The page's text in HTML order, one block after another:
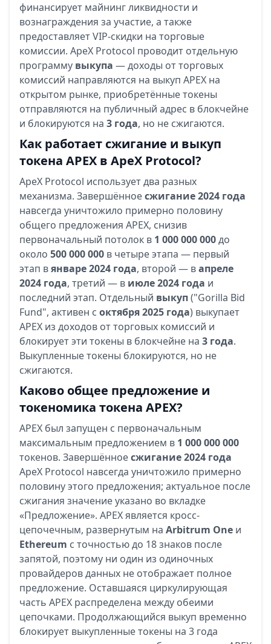
финансирует майнинг ликвидности и
вознаграждения за участие, а также
предоставляет VIP-скидки на торговые
комиссии. ApeX Protocol проводит отдельную
программу выкупа — доходы от торговых
комиссий направляются на выкуп APEX на
открытом рынке, приобретённые токены
отправляются на публичный адрес в блокчейне
и блокируются на 3 года, но не сжигаются.
Как работает сжигание и выкуп
токена APEX в ApeX Protocol?
ApeX Protocol использует два разных
механизма. Завершённоесжигание 2024 года
навсегда уничтожило примерно половину
общего предложения APEX, снизив
первоначальный потолок в 1 000 000 000до
около 500 000 000 в четыре этапа — первый
этап вянваре 2024 года, второй — вапреле
2024 года, третий — в июле 2024 года и
последний этап. Отдельный выкуп("Gorilla Bid
Fund", активен с октября 2025 года) выкупает
APEX из доходов от торговых комиссий и
блокирует эти токены в блокчейне на 3 года.
Выкупленные токены блокируются, но не
сжигаются.
Каково общее предложение и
токеномика токена APEX?
APEX был запущен с первоначальным
максимальным предложением в 1 000 000 000
токенов. Завершённоесжигание 2024 года
ApeX Protocol навсегда уничтожило примерно
половину этого предложения; актуальное после
сжигания значение указано во вкладке
«Предложение». APEX является кросс-
цепочечным, развернутым на Arbitrum One и
Ethereum с точностью до 18 знаков после
запятой, поэтому ни один из одиночных
провайдеров данных не отображает полное
предложение. Оставшаяся циркулирующая
часть APEX распределена между обеими
цепочками. Продолжающийся выкуп временно
блокирует выкупленные токены на 3 года